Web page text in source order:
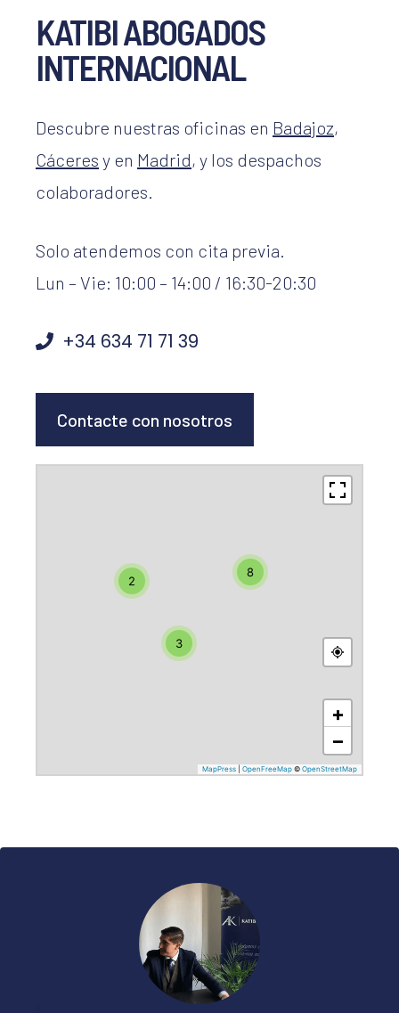
KATIBI ABOGADOS
INTERNACIONAL
Descubre nuestras oficinas en Badajoz,
Cáceres y en Madrid, y los despachos
colaboradores.
Solo atendemos con cita previa.
Lun – Vie: 10:00 – 14:00 / 16:30-20:30
+34 634 71 71 39
Contacte con nosotros